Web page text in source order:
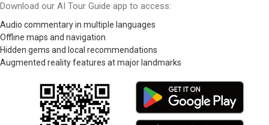
Download our AI Tour Guide app to access:
Audio commentary in multiple languages
Offline maps and navigation
Hidden gems and local recommendations
Augmented reality features at major landmarks